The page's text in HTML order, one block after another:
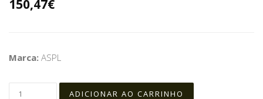
150,47€
Marca: ASPL